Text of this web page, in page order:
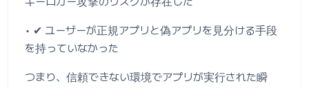
• ✔ ユーザーが正規アプリと偽アプリを見分ける手段
を持っていなかった
つまり、信頼できない環境でアプリが実行された瞬